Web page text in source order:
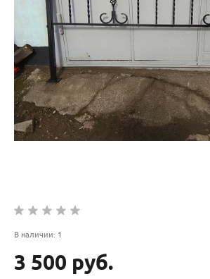
В наличии: 1
3 500 руб.